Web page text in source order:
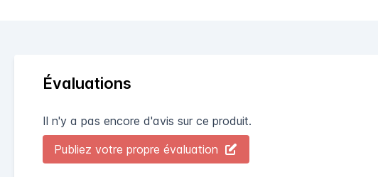
Évaluations
Il n'y a pas encore d'avis sur ce produit.
Publiez votre propre évaluation